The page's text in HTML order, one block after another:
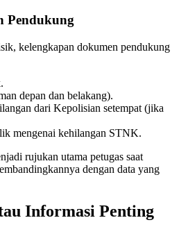
Pendukung
kelengkapan dokumen pendukung
depan dan belakang).
dari Kepolisian setempat (jika
mengenai kehilangan STNK.
rujukan utama petugas saat
dengan data yang
Informasi Penting